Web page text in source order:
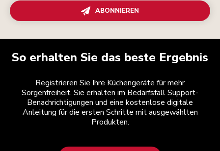
ABONNIEREN
So erhalten Sie das beste Ergebnis
Registrieren Sie Ihre Küchengeräte für mehr
Sorgenfreiheit. Sie erhalten im Bedarfsfall Support-
Benachrichtigungen und eine kostenlose digitale
Anleitung für die ersten Schritte mit ausgewählten
Produkten.